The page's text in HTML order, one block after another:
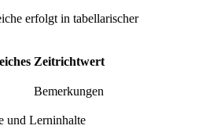
erfolgt in tabellarischer
Zeitrichtwert
Bemerkungen
und Lerninhalte